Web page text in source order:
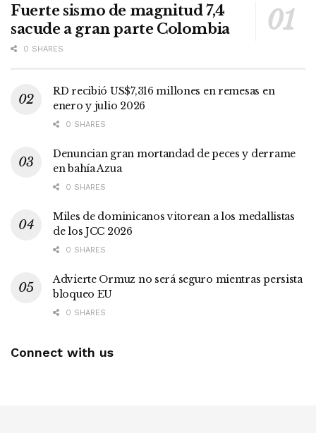
Fuerte sismo de magnitud 7,4
sacude a gran parte Colombia
0 SHARES
RD recibió US$7,316 millones en remesas en
enero y julio 2026
0 SHARES
Denuncian gran mortandad de peces y derrame
en bahía Azua
0 SHARES
Miles de dominicanos vitorean a los medallistas
de los JCC 2026
0 SHARES
Advierte Ormuz no será seguro mientras persista
bloqueo EU
0 SHARES
Connect with us